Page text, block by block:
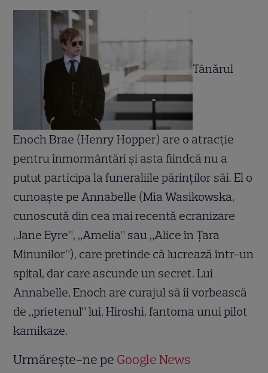
Tânărul
Enoch Brae (Henry Hopper) are o atracție
pentru înmormântări și asta fiindcă nu a
putut participa la funeraliile părinților săi. El o
cunoaște pe Annabelle (Mia Wasikowska,
cunoscută din cea mai recentă ecranizare
„Jane Eyre”, „Amelia” sau „Alice în Țara
Minunilor”), care pretinde că lucrează într-un
spital, dar care ascunde un secret. Lui
Annabelle, Enoch are curajul să îi vorbească
de „prietenul” lui, Hiroshi, fantoma unui pilot
kamikaze.
Urmărește-ne pe Google News